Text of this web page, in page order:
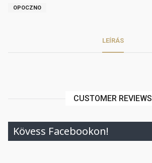
OPOCZNO
LEÍRÁS
CUSTOMER REVIEWS
Kövess Facebookon!